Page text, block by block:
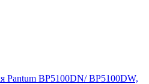
BP5100DN/ BP5100DW,